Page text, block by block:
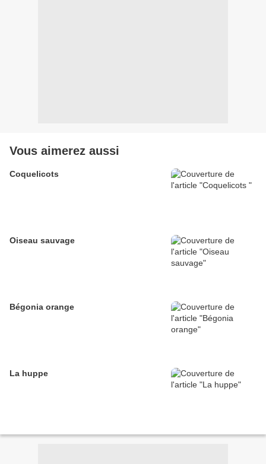
Vous aimerez aussi
Coquelicots
Oiseau sauvage
Bégonia orange
La huppe